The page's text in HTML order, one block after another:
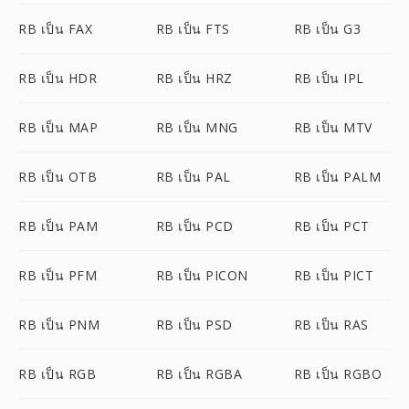
RB เป็น FAX RB เป็น FTS RB เป็น G3
RB เป็น HDR RB เป็น HRZ RB เป็น IPL
RB เป็น MAP RB เป็น MNG RB เป็น MTV
RB เป็น OTB RB เป็น PAL RB เป็น PALM
RB เป็น PAM RB เป็น PCD RB เป็น PCT
RB เป็น PFM RB เป็น PICON RB เป็น PICT
RB เป็น PNM RB เป็น PSD RB เป็น RAS
RB เป็น RGB RB เป็น RGBA RB เป็น RGBO